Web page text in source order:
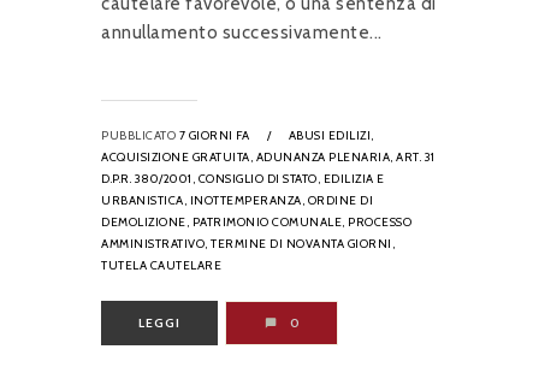
annullamento successivamente...
PUBBLICATO 7 GIORNI FA /
ABUSI EDILIZI,
ACQUISIZIONE GRATUITA, ADUNANZA PLENARIA, ART. 31
D.P.R. 380/2001, CONSIGLIO DI STATO, EDILIZIA E
URBANISTICA, INOTTEMPERANZA, ORDINE DI
DEMOLIZIONE, PATRIMONIO COMUNALE, PROCESSO
AMMINISTRATIVO, TERMINE DI NOVANTA GIORNI,
TUTELA CAUTELARE
LEGGI 0